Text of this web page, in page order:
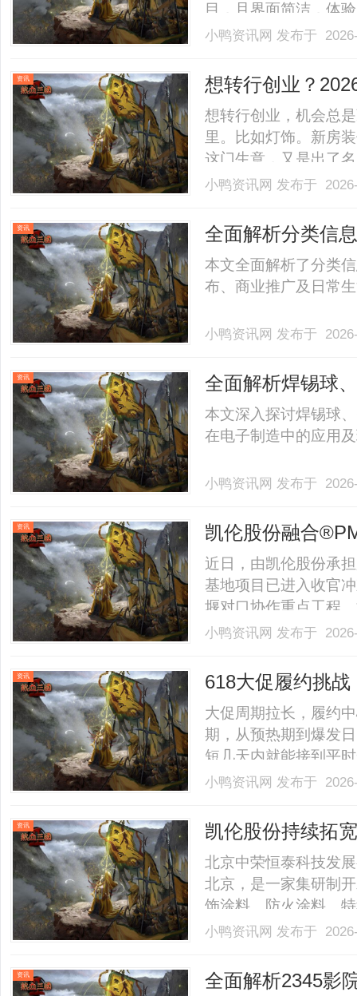
目，且界面简洁，体
小鸭资讯网 发布于
资讯
想转行创业？
略
想转行创业，机会总
里。比如灯饰。新房
这门生意，又是出了
去，最后被积压的库
单品”转向“卖全屋灯
小鸭资讯网 发布于
资讯 全面解析分类信
本文全面解析了分类
布、商业推广及日常
小鸭资讯网 发布于
资讯
全面解析焊锡球
造中的应用与优势
本文深入探讨焊锡球
在电子制造中的应用
小鸭资讯网 发布于
资讯 凯伦股份融合
近日，由凯伦股份承
基地项目已进入收官
堰对口协作重点工程
产基地预计年产值突
合瓦的经典代表案例
小鸭资讯网 发布于
资讯
618大促履约挑
仓”危机？
大促周期拉长，履约
期，从预热期到爆发
短几天内就能接到平
订单洪峰是对仓储调
不罕见，一旦调度失
小鸭资讯网 发布于
资讯 凯伦股份持续拓
北京中荣恒泰科技发
北京，是一家集研制
饰涂料、防火涂料、
善建筑安全一体化解
伦股份持股51%控股
小鸭资讯网 发布于
资讯 全面解析2345影